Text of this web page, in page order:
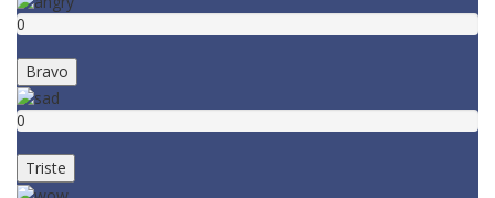
0
Bravo
0
Triste